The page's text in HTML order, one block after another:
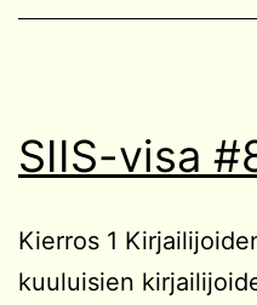
SIIS-visa
Kierros 1
kuuluisien